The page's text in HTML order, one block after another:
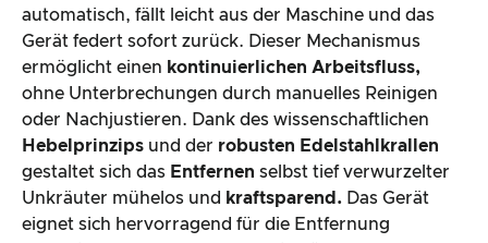
automatisch, fällt leicht aus der Maschine und das
Gerät federt sofort zurück. Dieser Mechanismus
ermöglicht einen kontinuierlichen Arbeitsfluss,
ohne Unterbrechungen durch manuelles Reinigen
oder Nachjustieren. Dank des wissenschaftlichen
Hebelprinzips und der robusten Edelstahlkrallen
gestaltet sich das Entfernen selbst tief verwurzelter
Unkräuter mühelos und kraftsparend. Das Gerät
eignet sich hervorragend für die Entfernung